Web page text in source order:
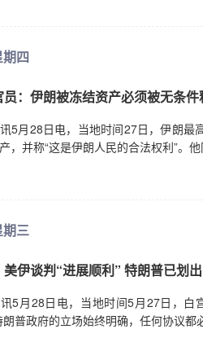
四
员：伊朗被冻结资产必须被无条件
5月28日电，当地时间27日，伊朗最
，并称“这是伊朗人民的合法权利”。
三
美伊谈判“进展顺利” 特朗普已划
5月28日电，当地时间5月27日，白
朗普政府的立场始终明确，任何协议